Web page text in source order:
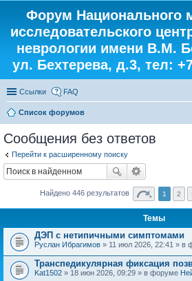
Форум Национального
исследовательского
неврологии имени В.М.
ул. Бехтерева, д.3, тел:
Ссылки FAQ
Список форумов
Сообщения без ответов
Перейти к расширенному поиску
Найдено 446 результатов 1 2
Темы
ДЭП с нетипичными симптомами
Руслан Ибрагимов » 11 июл 2026, 22:41 » в
Транспедикулярная фиксация
Kat1502 » 18 июн 2026, 09:29 » в форуме